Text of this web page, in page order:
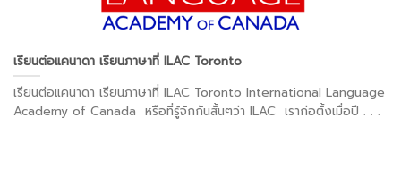
เรียนต่อแคนาดา เรียนภาษาที่ ILAC Toronto
เรียนต่อแคนาดา เรียนภาษาที่ ILAC Toronto International Language
Academy of Canada หรือที่รู้จักกันสั้นๆว่า ILAC เราก่อตั้งเมื่อปี . . .